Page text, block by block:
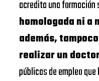
acredita una formación
homologada ni a
además,
realizar un
públicas de empleo